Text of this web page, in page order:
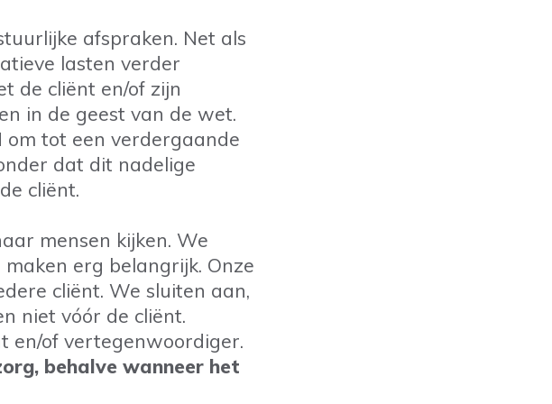
afspraken. Net als
lasten verder
de cliënt en/of zijn
in de geest van de wet.
om tot een verdergaande
dat dit nadelige
cliënt.
mensen kijken. We
erg belangrijk. Onze
cliënt. We sluiten aan,
niet vóór de cliënt.
en/of vertegenwoordiger.
behalve wanneer het